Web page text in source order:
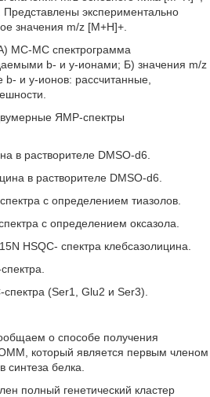
экспериментально
значения m/z [М+Н]+.
МС-МС спектрограмма
b- и y-ионами; Б) значения m/z
b- и y-ионов: рассчитанные,
ЯМР-спектры
в растворителе DMSO-d6.
в растворителе DMSO-d6.
с определением тиазолов.
с определением оксазола.
HSQC- спектра клебсазолицина.
(Ser1, Glu2 и Ser3).
о способе получения
который является первым членом
синтеза белка.
полный генетический кластер